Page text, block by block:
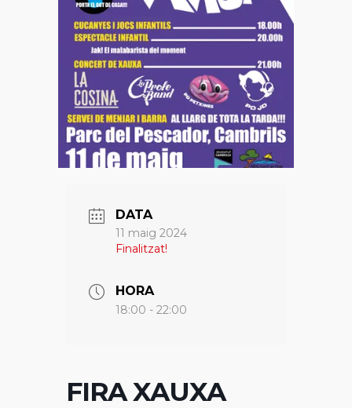
DATA
11 maig 2024
Finalitzat!
HORA
18:00 - 22:00
FIRA XAUXA